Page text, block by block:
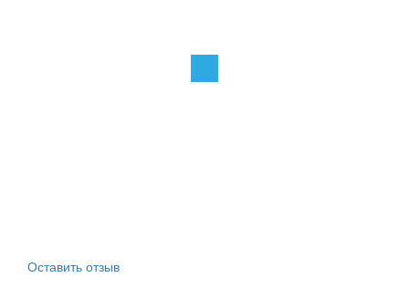
Оставить отзыв